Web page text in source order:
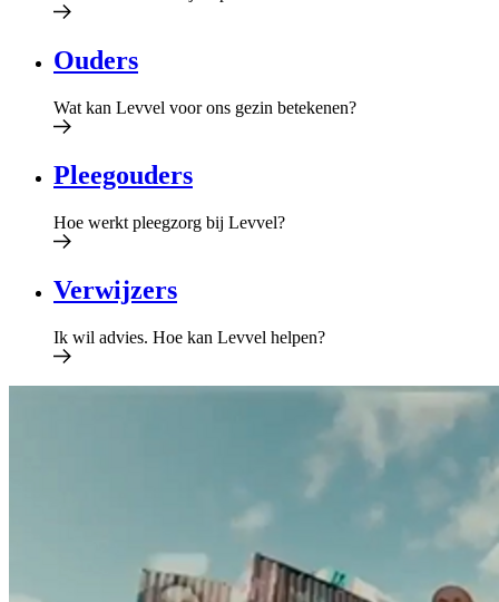
Ouders
Wat kan Levvel voor ons gezin betekenen?
Pleegouders
Hoe werkt pleegzorg bij Levvel?
Verwijzers
Ik wil​ ​advies​. Hoe kan Levvel helpen​?